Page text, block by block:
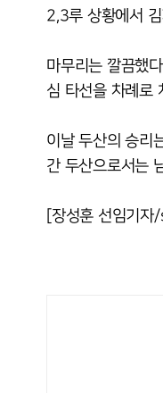
2,3루 상황에서
마무리는 깔끔했
심 타선을 차례로
이날 두산의 승리
간 두산으로서는
[장성훈 선임기